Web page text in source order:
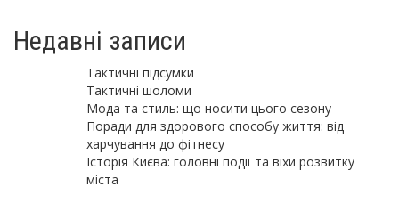
Недавні записи
Тактичні підсумки
Тактичні шоломи
Мода та стиль: що носити цього сезону
Поради для здорового способу життя: від
харчування до фітнесу
Історія Києва: головні події та віхи розвитку
міста